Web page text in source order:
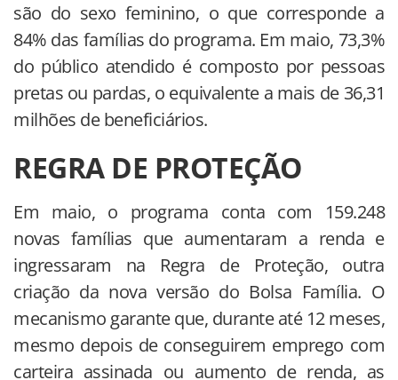
são do sexo feminino, o que corresponde a
84% das famílias do programa. Em maio, 73,3%
do público atendido é composto por pessoas
pretas ou pardas, o equivalente a mais de 36,31
milhões de beneficiários.
REGRA DE PROTEÇÃO
Em maio, o programa conta com 159.248
novas famílias que aumentaram a renda e
ingressaram na Regra de Proteção, outra
criação da nova versão do Bolsa Família. O
mecanismo garante que, durante até 12 meses,
mesmo depois de conseguirem emprego com
carteira assinada ou aumento de renda, as